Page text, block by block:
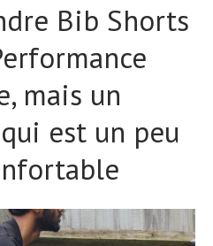
Bib Shorts
mais un
est un peu